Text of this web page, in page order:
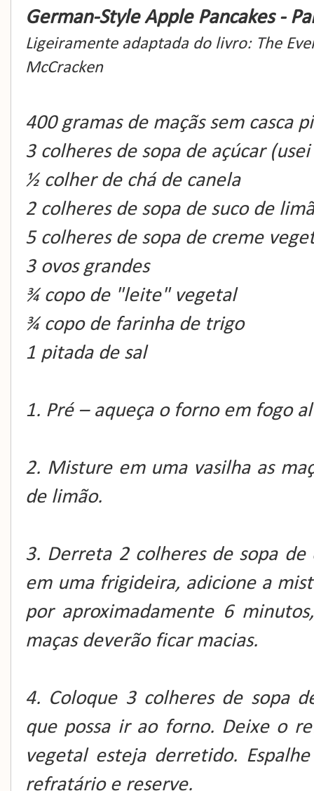
German-Style Apple Pancakes -
Ligeiramente adaptada do livro: The
McCracken
400 gramasde maçãs sem casca
3 colheres de sopa de açúcar
½ colher de chá de canela
2 colheres de sopa de suco de
5 colheres de sopa de creme
3 ovos grandes
¾ copo de "leite" vegetal
¾ copo de farinha de trigo
1 pitada de sal
1. Pré – aqueça o forno em fogo
2. Misture em uma vasilha as
de limão.
3. Derreta 2 colheres de sopa
em uma frigideira, adicione a
por aproximadamente 6
maças deverão ficar macias.
4. Coloque 3 colheres de sopa
que possa ir ao forno. Deixe o
vegetal esteja derretido.
refratário e reserve.